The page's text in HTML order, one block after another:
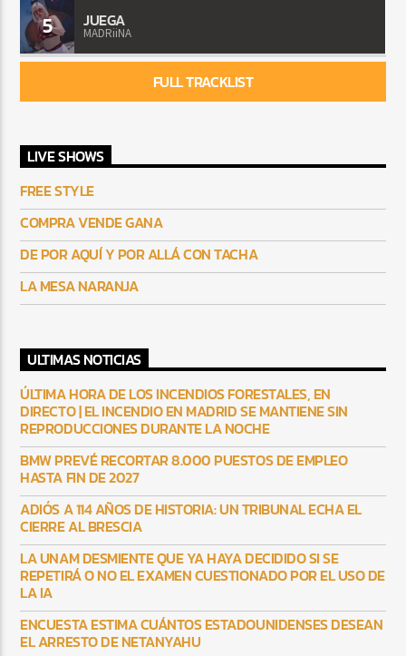
5 JUEGA
MADRiiNA
FULL TRACKLIST
LIVE SHOWS
FREE STYLE
COMPRA VENDE GANA
DE POR AQUÍ Y POR ALLÁ CON TACHA
LA MESA NARANJA
ULTIMAS NOTICIAS
ÚLTIMA HORA DE LOS INCENDIOS FORESTALES, EN
DIRECTO | EL INCENDIO EN MADRID SE MANTIENE SIN
REPRODUCCIONES DURANTE LA NOCHE
BMW PREVÉ RECORTAR 8.000 PUESTOS DE EMPLEO
HASTA FIN DE 2027
ADIÓS A 114 AÑOS DE HISTORIA: UN TRIBUNAL ECHA EL
CIERRE AL BRESCIA
LA UNAM DESMIENTE QUE YA HAYA DECIDIDO SI SE
REPETIRÁ O NO EL EXAMEN CUESTIONADO POR EL USO DE
LA IA
ENCUESTA ESTIMA CUÁNTOS ESTADOUNIDENSES DESEAN
EL ARRESTO DE NETANYAHU